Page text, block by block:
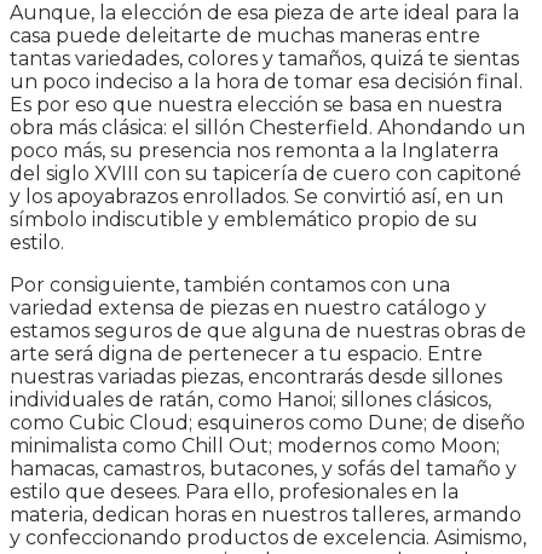
Aunque, la elección de esa pieza de arte ideal para la
casa puede deleitarte de muchas maneras entre
tantas variedades, colores y tamaños, quizá te sientas
un poco indeciso a la hora de tomar esa decisión final.
Es por eso que nuestra elección se basa en nuestra
obra más clásica: el sillón Chesterfield. Ahondando un
poco más, su presencia nos remonta a la Inglaterra
del siglo XVIII con su tapicería de cuero con capitoné
y los apoyabrazos enrollados. Se convirtió así, en un
símbolo indiscutible y emblemático propio de su
estilo.
Por consiguiente, también contamos con una
variedad extensa de piezas en nuestro catálogo y
estamos seguros de que alguna de nuestras obras de
arte será digna de pertenecer a tu espacio. Entre
nuestras variadas piezas, encontrarás desde sillones
individuales de ratán, como Hanoi; sillones clásicos,
como Cubic Cloud; esquineros como Dune; de diseño
minimalista como Chill Out; modernos como Moon;
hamacas, camastros, butacones, y sofás del tamaño y
estilo que desees. Para ello, profesionales en la
materia, dedican horas en nuestros talleres, armando
y confeccionando productos de excelencia. Asimismo,